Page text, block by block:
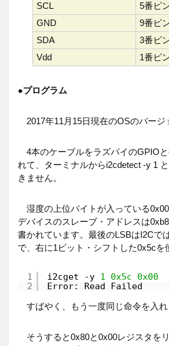
SCL
5番ピ
GND
9番ピ
SDA
3番ピ
Vdd
1番ピ
●プログラム
2017年11月15日現在のOSのバージ
4本のケーブルをラズパイのGPIO
れて、ターミナルからi2cdetect -y 1
きません。
湿度の上位バイトが入っている0x00
デバイスのスレーブ・アドレスは
書かれています。最後のLSBはI2Cで
で、右に1ビット・シフトした0x5cを
1
2
i2cget -y 1 0x5c
0x00
Error: Read Failed
すばやく、もう一度同じ命令を入れ
そうすると0x80と0x00レジスタを